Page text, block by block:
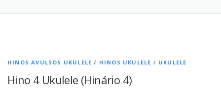
HINOS AVULSOS UKULELE / HINOS UKULELE / UKULELE
Hino 4 Ukulele (Hinário 4)